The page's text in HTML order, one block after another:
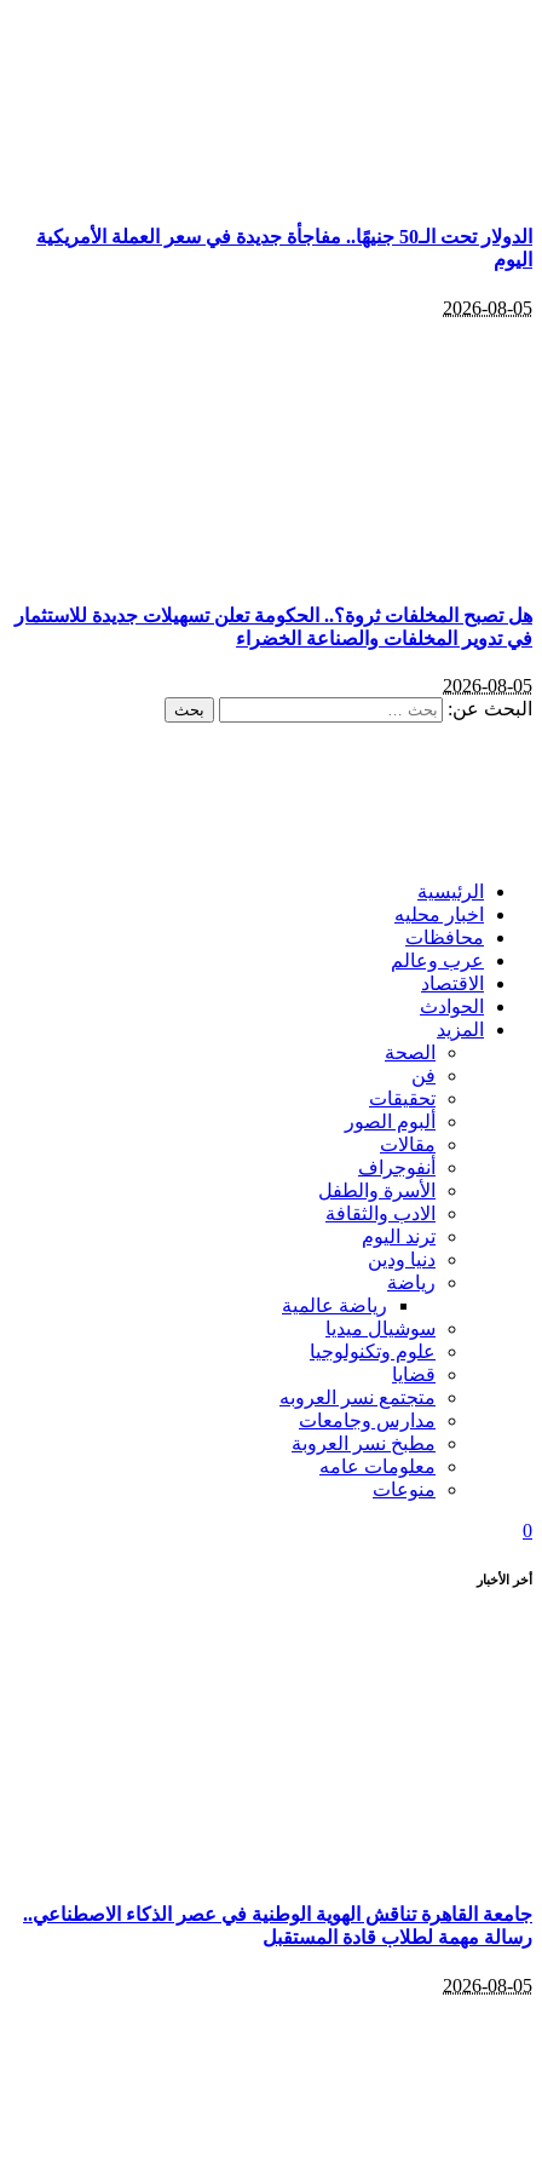
الدولار تحت الـ50 جنيهًا.. مفاجأة جديدة في سعر العملة الأمريكية
اليوم
2026-08-05
هل تصبح المخلفات ثروة؟.. الحكومة تعلن تسهيلات جديدة للاستثمار
في تدوير المخلفات والصناعة الخضراء
2026-08-05
البحث عن:
الرئيسية
اخبار محليه
محافظات
عرب وعالم
الاقتصاد
الحوادث
المزيد
الصحة
فن
تحقيقات
ألبوم الصور
مقالات
أنفوجراف
الأسرة والطفل
الادب والثقافة
ترند اليوم
دنيا ودين
رياضة
رياضة عالمية
سوشيال ميديا
علوم وتكنولوجيا
قضايا
متجتمع نسر العروبه
مدارس وجامعات
مطبخ نسر العروبة
معلومات عامه
منوعات
0
أخر الأخبار
جامعة القاهرة تناقش الهوية الوطنية في عصر الذكاء الاصطناعي..
رسالة مهمة لطلاب قادة المستقبل
2026-08-05